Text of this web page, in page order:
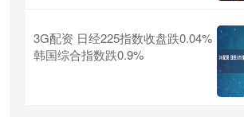
3G配资 日经225指数收盘跌0.04%
韩国综合指数跌0.9%